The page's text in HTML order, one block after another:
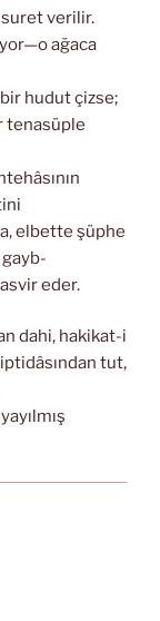
suret verilir.
ağaca
hudut çizse;
tenasüple
elbette şüphe
eder.
dahi, hakikat-i
tut,